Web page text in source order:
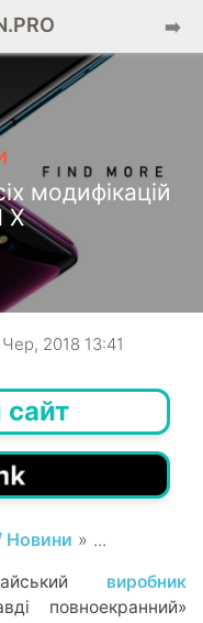
➡️
модифікацій
X
2018 13:41
сайт
Новини » ...
виробник
повноекранний»